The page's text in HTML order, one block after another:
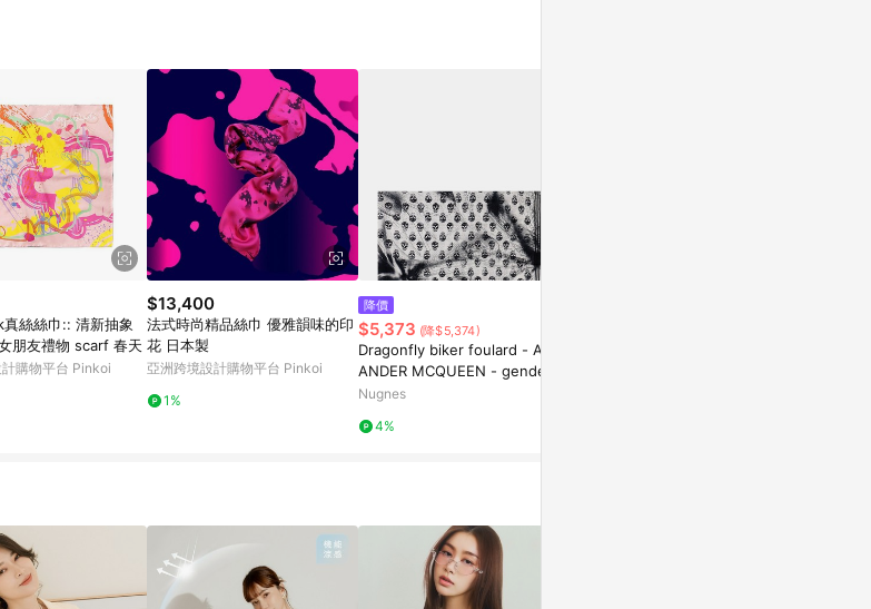
於 LINE 購物前往 Pinkoi 頁面後才首次下載 Pinkoi APP 並完成訂單，不
真絲絲巾:: 清新抽象
朋友禮物 scarf 春天
購物平台 Pinkoi
$13,400
法式時尚精品絲巾 優雅韻味的印
花 日本製
亞洲跨境設計購物平台 Pinkoi
1%
降價
$5,373 (降$5,374)
Dragonfly biker foulard - ALEX
ANDER MCQUEEN - gender_
Man
Nugnes
4%